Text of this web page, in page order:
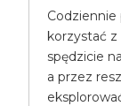
Codziennie
korzystać z
spędzicie
a przez